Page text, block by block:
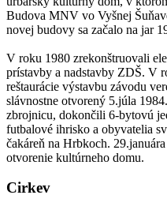
Budova MNV vo Vyšnej
novej budovy sa začalo na jar
V roku 1980 zrekonštruovali
prístavby a nadstavby ZDŠ. V
reštaurácie výstavbu závodu
slávnostne otvorený 5.júla
zbrojnicu, dokončili 6-bytovú
futbalové ihrisko a obyvatelia
čakáreň na Hrbkoch.
otvorenie kultúrneho domu.
Cirkev